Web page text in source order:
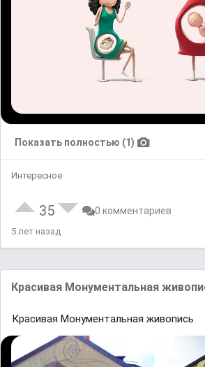
Показать полностью (1)
Интересное
35 0 комментариев
5 лет назад
Красивая Монументальная
Красивая Монументальная живопись